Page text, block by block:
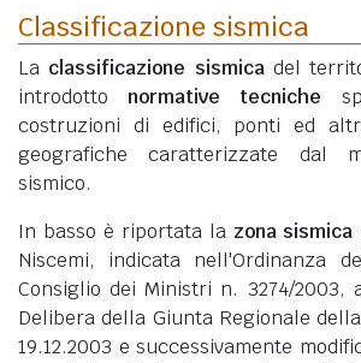
Classificazione sismica
La classificazione sismicadel
introdotto normative tecniche
costruzioni di edifici, ponti ed
geografiche caratterizzate dal
sismico.
In basso è riportata la zona sismica
Niscemi, indicata nell'Ordinanza
Consiglio dei Ministri n. 3274/2003,
Delibera della Giunta Regionale
19.12.2003 e successivamente